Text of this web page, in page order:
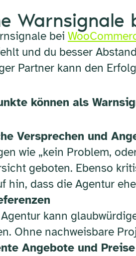
Warnsignale
bei
und du besser
Partner kann den
können als
Versprechen und
wie „kein Problem,
geboten. Ebenso
hin, dass die Agentur
kann
Ohne nachweisbare
Angebote und Preise